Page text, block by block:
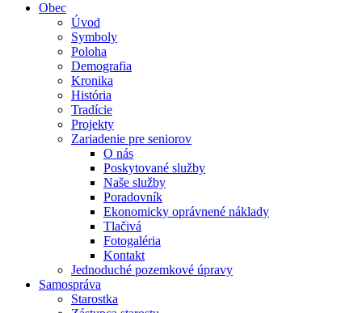
Obec
Úvod
Symboly
Poloha
Demografia
Kronika
História
Tradície
Projekty
Zariadenie pre seniorov
O nás
Poskytované služby
Naše služby
Poradovník
Ekonomicky oprávnené náklady
Tlačivá
Fotogaléria
Kontakt
Jednoduché pozemkové úpravy
Samospráva
Starostka